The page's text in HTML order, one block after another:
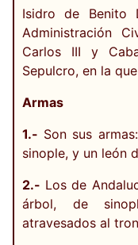
Isidro de Benito
Administración
Carlos III y
Sepulcro, en la
Armas
1.- Son sus
sinople, y un león
2.- Los de
árbol, de
atravesados al